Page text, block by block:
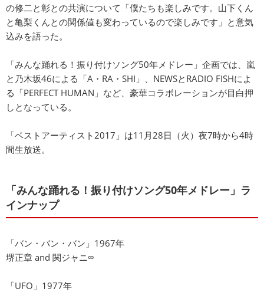
の修二と彰との共演について「僕たちも楽しみです。山下くん
と亀梨くんとの関係値も変わっているので楽しみです」と意気
込みを語った。
「みんな踊れる！振り付けソング50年メドレー」企画では、嵐
と乃木坂46による「A・RA・SHI」、NEWSとRADIO FISHによ
る「PERFECT HUMAN」など、豪華コラボレーションが目白押
しとなっている。
「ベストアーティスト2017」は11月28日（火）夜7時から4時
間生放送。
「みんな踊れる！振り付けソング50年メドレー」ラ
インナップ
「バン・バン・バン」1967年
堺正章 and 関ジャニ∞
「UFO」1977年